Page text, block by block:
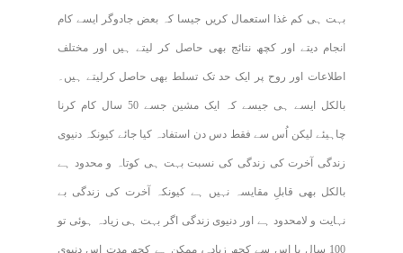
بہت ہی کم غذا استعمال کریں جیسا کہ بعض جادوگر ایسے کام
انجام دیتے اور کچھ نتائج بھی حاصل کر لیتے ہیں اور مختلف
اطلاعات اور روح پر ایک حد تک تسلط بھی حاصل کرلیتے ہیں۔
بالکل ایسے ہی جیسے کہ ایک مشین جسے 50 سال کام کرنا
چاہیئے لیکن اُس سے فقط دس دن استفادہ کیا جائے کیونکہ دنیوی
زندگی آخرت کی زندگی کی نسبت بہت ہی کوتاہ و محدود ہے
بالکل بھی قابلِ مقایسہ نہیں ہے کیونکہ آخرت کی زندگی بے
نہایت و لامحدود ہے اور دنیوی زندگی اگر بہت ہی زیادہ ہوئی تو
100 سال یا اِس سے کچھ زیادہ، ممکن ہے کچھ مدت اِس دنیوی